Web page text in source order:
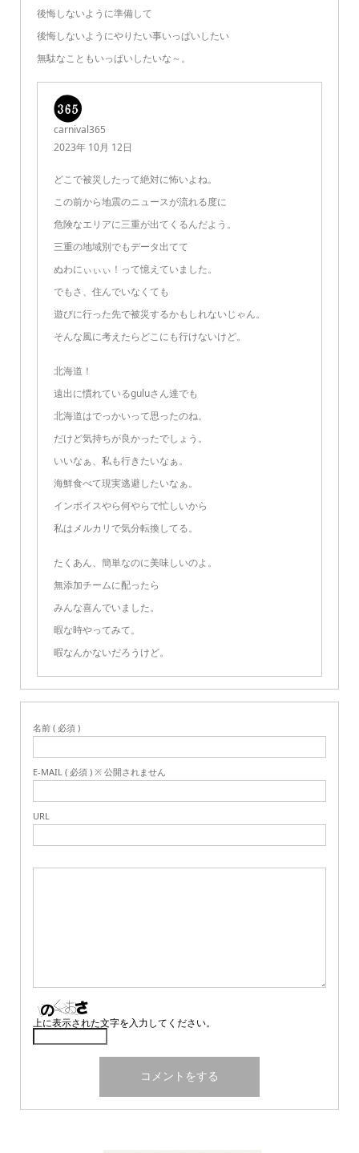
後悔しないように準備して
後悔しないようにやりたい事いっぱいしたい
無駄なこともいっぱいしたいな～。
carnival365
2023年 10月 12日
どこで被災したって絶対に怖いよね。
この前から地震のニュースが流れる度に
危険なエリアに三重が出てくるんだよう。
三重の地域別でもデータ出てて
ぬわにぃぃぃ！って憶えていました。
でもさ、住んでいなくても
遊びに行った先で被災するかもしれないじゃん。
そんな風に考えたらどこにも行けないけど。
北海道！
遠出に慣れているguluさん達でも
北海道はでっかいって思ったのね。
だけど気持ちが良かったでしょう。
いいなぁ、私も行きたいなぁ。
海鮮食べて現実逃避したいなぁ。
インボイスやら何やらで忙しいから
私はメルカリで気分転換してる。
たくあん、簡単なのに美味しいのよ。
無添加チームに配ったら
みんな喜んでいました。
暇な時やってみて。
暇なんかないだろうけど。
名前 ( 必須 )
E-MAIL ( 必須 ) ※ 公開されません
URL
上に表示された文字を入力してください。